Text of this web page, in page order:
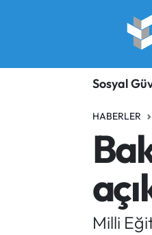
Sosyal
HABERLER
Milli
SORU-CEVAP
Trafik Durumu
Süper Lig Puan
Tüm Manşetler
Son Dakika Haberleri
Haber Arşivi